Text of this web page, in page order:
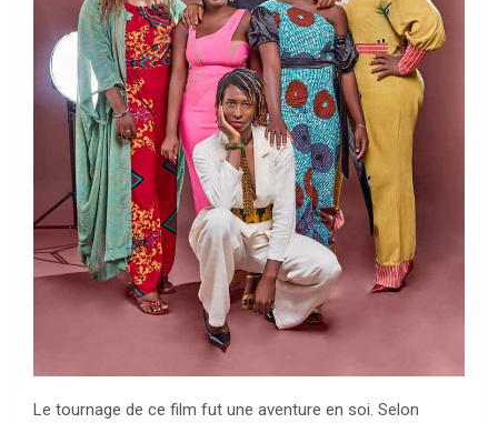
Le tournage de ce film fut une aventure en soi. Selon